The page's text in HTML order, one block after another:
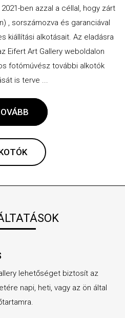
ben azzal a céllal, hogy zárt
, sorszámozva és garanciával
kiállítási alkotásait. Az eladásra
Eifert Art Gallery weboldalon
fotómúvész további alkotók
is terve ...
lehetőséget biztosít az
napi, heti, vagy az ön által